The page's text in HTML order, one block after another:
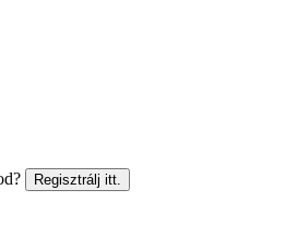
Regisztrálj itt.